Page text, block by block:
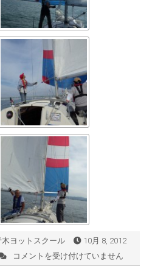
ヨットスクール
10月 8, 2012
10/08：
コメントを受け付けていません